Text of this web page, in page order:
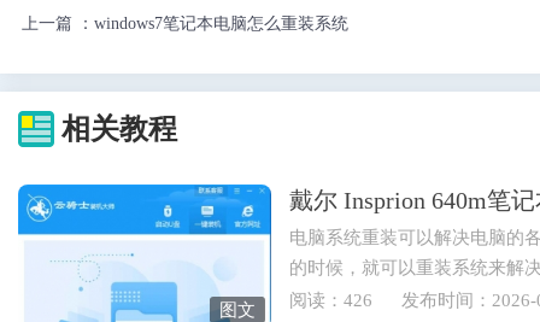
上一篇 ： windows7笔记本电脑怎么重装系统
相关教程
图文
戴尔 Insprion 640m笔
电脑系统重装可以解决电脑的
的时候，就可以重装系统来解
也可以重装电脑系统来实现...
阅读：426 发布时间：2026-